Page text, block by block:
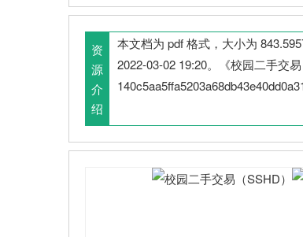
资
源
介
绍
本文档为 pdf 格式，大小为
2022-03-02 19:20。《校园二手交